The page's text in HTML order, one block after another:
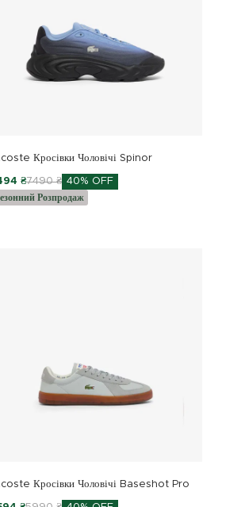
Кросівки Чоловічі Spinor
₴7490 ₴ 40% OFF
Розпродаж
Кросівки Чоловічі Baseshot Pro